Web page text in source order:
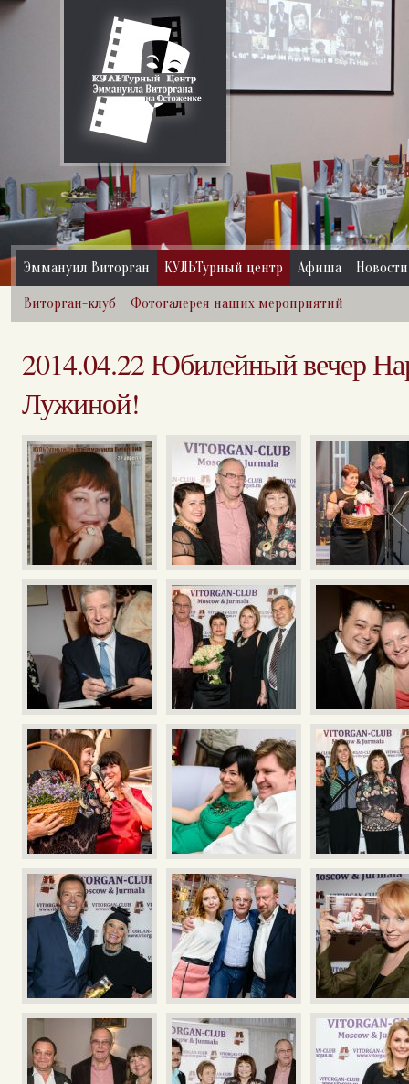
Эммануил Виторган КУЛЬТурный центр Афиша Новости
Виторган-клуб Фотогалерея наших мероприятий
2014.04.22 Юбилейный вечер
Лужиной!